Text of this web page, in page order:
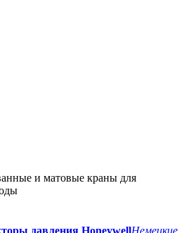
и матовые краны для
давления HoneywellНемецкие